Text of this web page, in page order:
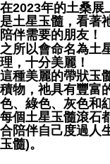
在2023年的土桑展
是土星玉髓，看著
陪伴需要的朋友！
之所以會命名為土
理，十分美麗！
這種美麗的帶狀玉
積物，祂具有豐富
色、綠色、灰色和
每個土星玉髓滾石
合陪伴自己度過人
玉髓)。